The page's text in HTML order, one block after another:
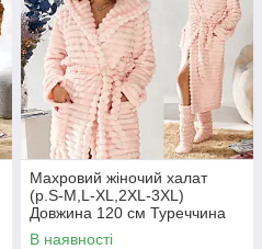
Махровий жіночий халат
(р.S-M,L-XL,2XL-3XL)
Довжина 120 см Туреччина
В наявності